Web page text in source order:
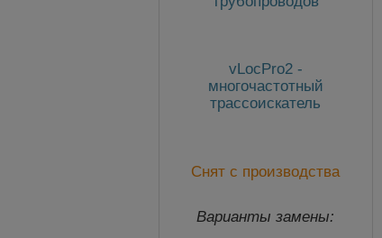
vLocPro2 -
многочастотный
трассоискатель
Снят с производства
Варианты замены: